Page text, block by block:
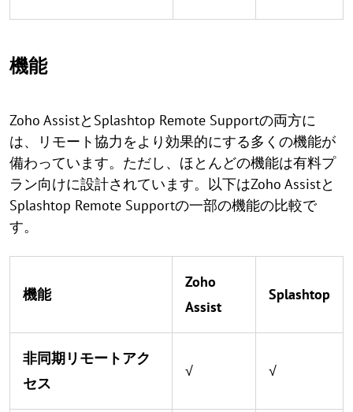
機能
Zoho AssistとSplashtop Remote Supportの両方に
は、リモート協力をより効果的にする多くの機能が
備わっています。ただし、ほとんどの機能は有料プ
ラン向けに設計されています。以下はZoho Assistと
Splashtop Remote Supportの一部の機能の比較で
す。
機能
Zoho
Assist
Splashtop
非同期リモートアク
セス
√ √